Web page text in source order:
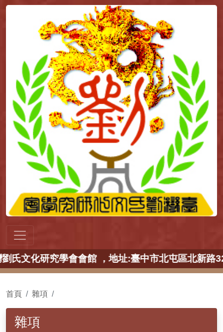
文化研究學會會館 ，地址:臺中市北屯區北新路
首頁 雜項
雜項